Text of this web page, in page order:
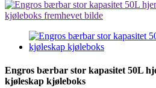
Engros bærbar stor kapasitet 50L
kjøleskap kjøleboks